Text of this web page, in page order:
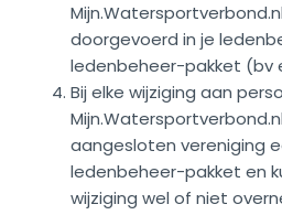
doorgevoerd in je
ledenbeheer-pakket (bv
Bij elke wijziging aan
aangesloten vereniging
ledenbeheer-pakket en
wijziging wel of niet